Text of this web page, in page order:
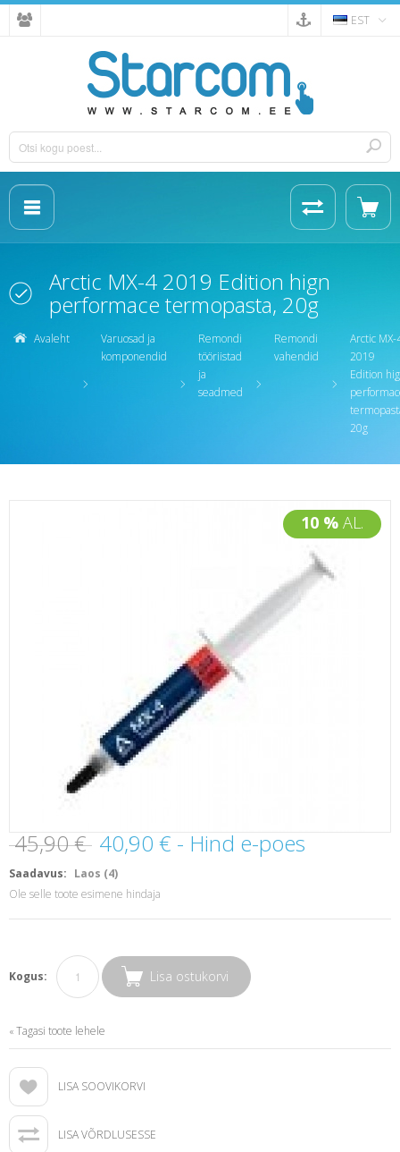
EST
Arctic MX-4 2019 Edition hign
performace termopasta, 20g
Avaleht
Varuosad ja
komponendid
Remondi
tööriistad
ja
seadmed
Remondi
vahendid
Arctic MX-
2019
Edition
20g
10 % AL.
45,90 € 40,90 € - Hind e-poes
Saadavus: Laos (4)
Ole selle toote esimene hindaja
Kogus: Lisa ostukorvi
« Tagasi toote lehele
LISA SOOVIKORVI
LISA VÕRDLUSESSE